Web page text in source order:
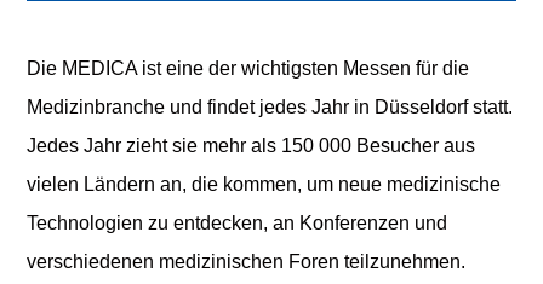
Die MEDICA ist eine der wichtigsten Messen für die
Medizinbranche und findet jedes Jahr in Düsseldorf statt.
Jedes Jahr zieht sie mehr als 150 000 Besucher aus
vielen Ländern an, die kommen, um neue medizinische
Technologien zu entdecken, an Konferenzen und
verschiedenen medizinischen Foren teilzunehmen.